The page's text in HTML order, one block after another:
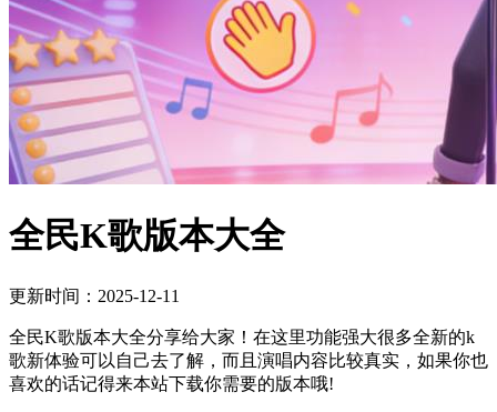
全民K歌版本大全
更新时间：2025-12-11
全民K歌版本大全分享给大家！在这里功能强大很多全新的k
歌新体验可以自己去了解，而且演唱内容比较真实，如果你也
喜欢的话记得来本站下载你需要的版本哦!